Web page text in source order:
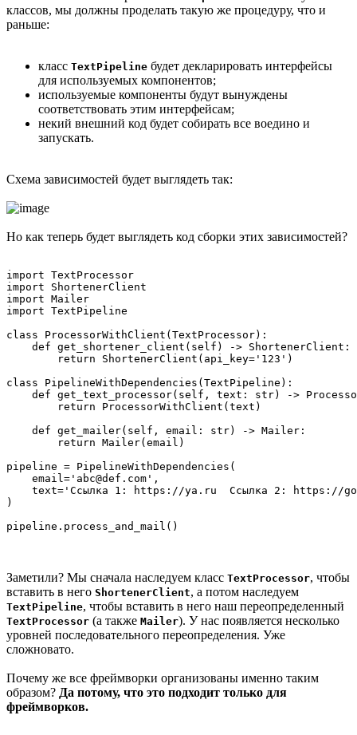
классов, мы должны проделать такую же процедуру, что и
раньше:
класс TextPipeline будет декларировать интерфейсы
для используемых компонентов;
используемые компоненты будут вынуждены
соответствовать этим интерфейсам;
некий внешний код будет собирать все воедино и
запускать.
Схема зависимостей будет выглядеть так:
Но как теперь будет выглядеть код сборки этих зависимостей?
import TextProcessor
import ShortenerClient
import Mailer
import TextPipeline
class ProcessorWithClient(TextProcessor):
    def get_shortener_client(self) -> ShortenerClient:
        return ShortenerClient(api_key='123')
class PipelineWithDependencies(TextPipeline):
def get_text_processor(self, text: str) ->
        return ProcessorWithClient(text)
    def get_mailer(self, email: str) -> Mailer:
        return Mailer(email)
pipeline = PipelineWithDependencies(
    email='abc@def.com',
text='Ссылка 1: https://ya.ru  Ссылка 2: https://
)
Заметили? Мы сначала наследуем класс TextProcessor, чтобы
вставить в него ShortenerClient, а потом наследуем
TextPipeline, чтобы вставить в него наш переопределенный
TextProcessor (а также Mailer). У нас появляется несколько
уровней последовательного переопределения. Уже
сложновато.
Почему же все фреймворки организованы именно таким
образом? Да потому, что это подходит только для
фреймворков.